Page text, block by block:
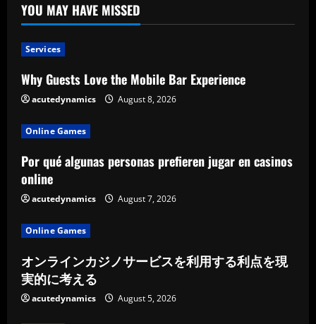
YOU MAY HAVE MISSED
Services
Why Guests Love the Mobile Bar Experience
acutedynamics August 8, 2026
Online Games
Por qué algunas personas prefieren jugar en casinos
online
acutedynamics August 7, 2026
Online Games
オンラインカジノサービスを利用する利点を現
実的に考える
acutedynamics August 5, 2026